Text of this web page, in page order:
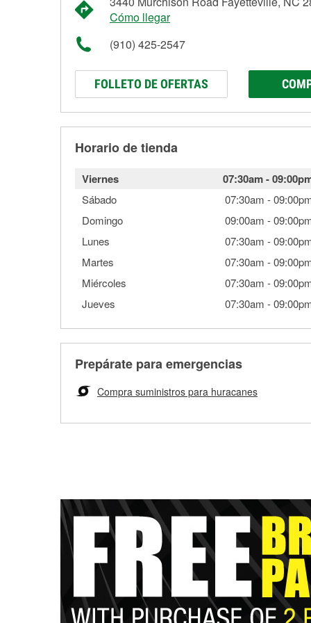
Cómo llegar
(910) 425-2547
FOLLETO DE OFERTAS
Horario de tienda
Viernes 07:30am-
Sábado 07:30am -
Domingo
09:00am -
Lunes
07:30am -
Martes
07:30am -
Miércoles
07:30am -
Jueves
07:30am -
Prepárate para emergencias
Compra suministros para huracanes